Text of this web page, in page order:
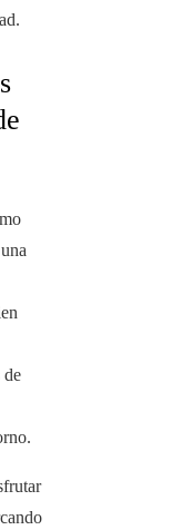
de